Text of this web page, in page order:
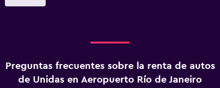
Preguntas frecuentes sobre la renta de autos
de Unidas en Aeropuerto Río de Janeiro